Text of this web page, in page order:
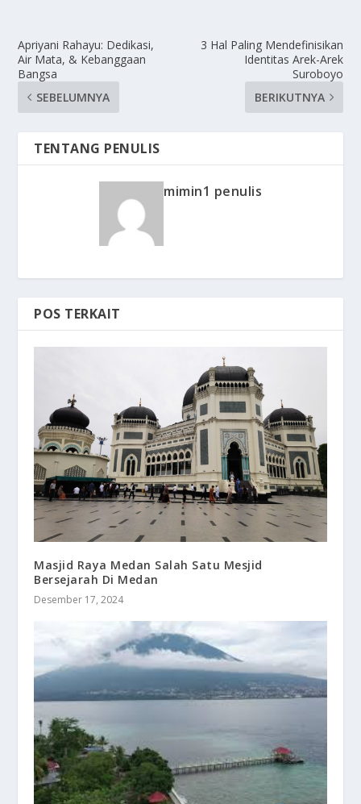
Apriyani Rahayu: Dedikasi,
Air Mata, & Kebanggaan
Bangsa
SEBELUMNYA
3 Hal Paling Mendefinisikan
Identitas Arek-Arek
Suroboyo
BERIKUTNYA
TENTANG PENULIS
mimin1 penulis
POS TERKAIT
Masjid Raya Medan Salah Satu Mesjid
Bersejarah Di Medan
Desember 17, 2024